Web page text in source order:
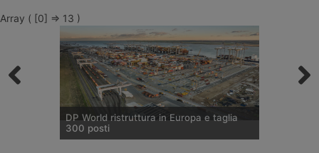
Array ( [0] => 13 )
DP World ristruttura in Europa e taglia
300 posti